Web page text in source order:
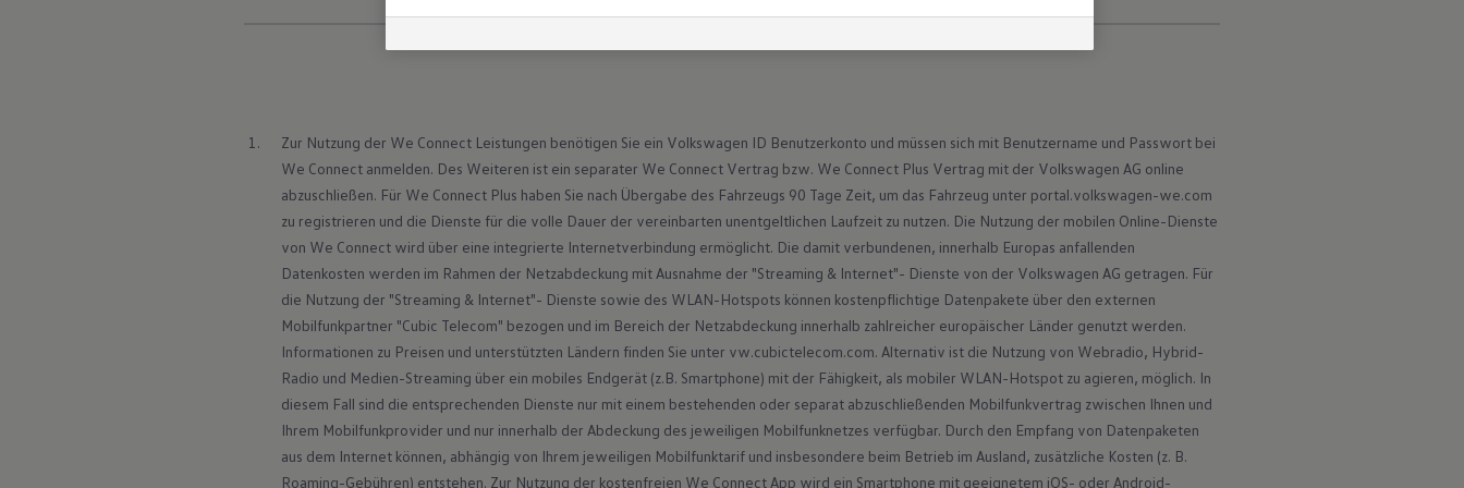
Zur Nutzung der We Connect Leistungen benötigen Sie ein Volkswagen ID Benutzerkonto und müssen sich mit Benutzername und Passwort bei
We Connect anmelden. Des Weiteren ist ein separater We Connect Vertrag bzw. We Connect Plus Vertrag mit der Volkswagen AG online
abzuschließen. Für We Connect Plus haben Sie nach Übergabe des Fahrzeugs 90 Tage Zeit, um das Fahrzeug unter portal.volkswagen-we.com
zu registrieren und die Dienste für die volle Dauer der vereinbarten unentgeltlichen Laufzeit zu nutzen. Die Nutzung der mobilen Online-Dienste
von We Connect wird über eine integrierte Internetverbindung ermöglicht. Die damit verbundenen, innerhalb Europas anfallenden
Datenkosten werden im Rahmen der Netzabdeckung mit Ausnahme der "Streaming & Internet"- Dienste von der Volkswagen AG getragen. Für
die Nutzung der "Streaming & Internet"- Dienste sowie des WLAN-Hotspots können kostenpflichtige Datenpakete über den externen
Mobilfunkpartner "Cubic Telecom" bezogen und im Bereich der Netzabdeckung innerhalb zahlreicher europäischer Länder genutzt werden.
Informationen zu Preisen und unterstützten Ländern finden Sie unter vw.cubictelecom.com. Alternativ ist die Nutzung von Webradio, Hybrid-
Radio und Medien-Streaming über ein mobiles Endgerät (z.B. Smartphone) mit der Fähigkeit, als mobiler WLAN-Hotspot zu agieren, möglich. In
diesem Fall sind die entsprechenden Dienste nur mit einem bestehenden oder separat abzuschließenden Mobilfunkvertrag zwischen Ihnen und
Ihrem Mobilfunkprovider und nur innerhalb der Abdeckung des jeweiligen Mobilfunknetzes verfügbar. Durch den Empfang von Datenpaketen
aus dem Internet können, abhängig von Ihrem jeweiligen Mobilfunktarif und insbesondere beim Betrieb im Ausland, zusätzliche Kosten (z. B.
Roaming-Gebühren) entstehen. Zur Nutzung der kostenfreien We Connect App wird ein Smartphone mit geeignetem iOS- oder Android-